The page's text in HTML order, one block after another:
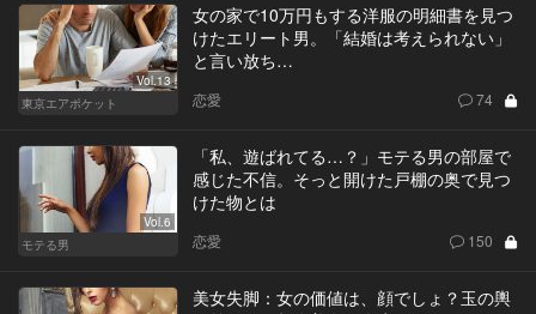
Vol.13
東京エアポケット
女の家で10万円もする洋服の明細書を見つ
けたエリート男。「結婚は考えられない」
と言い放ち…
恋愛 74
Vol.6
モテる男
「私、遊ばれてる…？」モテる男の部屋で
感じた不信。そっと開けた戸棚の奥で見つ
けた物とは
恋愛 150
美女失脚：女の価値は、顔でしょ？玉の輿